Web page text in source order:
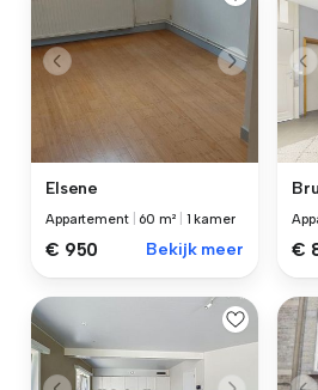
Elsene
Appartement 60 m² 1 kamer
€ 950 Bekijk meer €